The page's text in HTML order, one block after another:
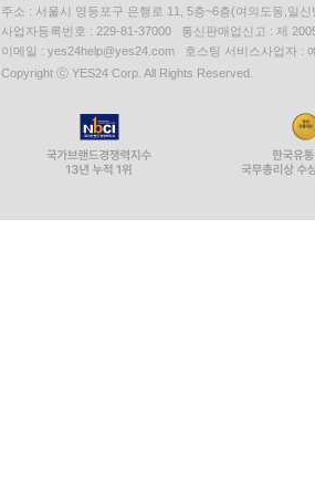
주소 : 서울시 영등포구 은행로 11, 5층~6층(여의도동,일신
사업자등록번호 : 229-81-37000 통신판매업신고 : 제
이메일 : yes24help@yes24.com 호스팅 서비스사업자 :
Copyright ⓒ YES24 Corp. All Rights Reserved.